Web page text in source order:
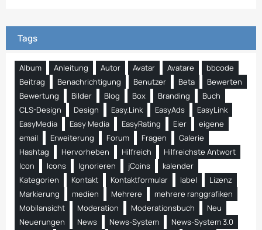
Tags
Album Anleitung Autor Avatar Avatare
bbcode
Beitrag
Benachrichtigung Benutzer Beta
Bewerten
Bewertung
Bilder Blog Box Branding
Buch
CLS-Design
Design Easy.Link EasyAds
EasyLink
EasyMedia
Easy Media EasyRating Eier
eigene
email
Erweiterung Forum Fragen
Galerie
Hashtag
Hervorheben Hilfreich
Hilfreichste Antwort
Icon
Icons Ignorieren jCoins
kalender
Kategorien
Kontakt Kontaktformular label
Lizenz
Markierung
medien Mehrere
mehrere ranggrafiken
Mobilansicht
Moderation Moderationsbuch
Neu
Neuerungen
News News-System
News-System 3.0